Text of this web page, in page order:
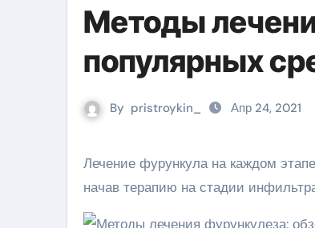
Методы
популярных
By pristroykin_ Апр 24, 2021
Лечение фурункула на каждом этапе созревания отличается. Наибольшего эффекта удается добиться,
начав терапию на стадии